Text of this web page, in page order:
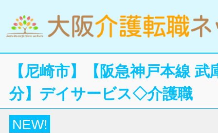
【尼崎市】【阪急神戸本線
分】デイサービス◇介護職
NEW!